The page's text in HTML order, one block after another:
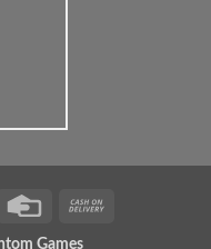
Credit
Games